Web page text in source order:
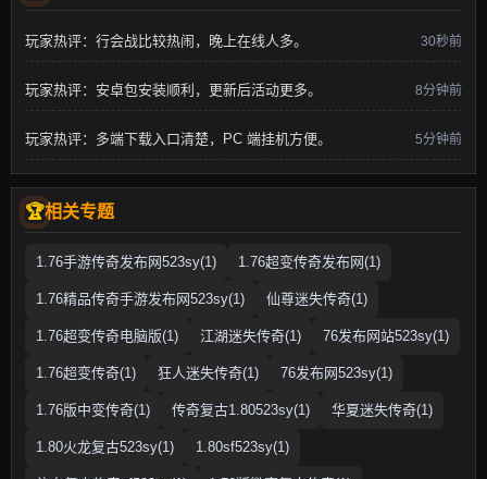
玩家热评：行会战比较热闹，晚上在线人多。 30秒前
玩家热评：安卓包安装顺利，更新后活动更多。 8分钟前
玩家热评：多端下载入口清楚，PC 端挂机方便。 5分钟前
相关专题
1.76手游传奇发布网523sy(1) 1.76超变传奇发布网(1)
1.76精品传奇手游发布网523sy(1) 仙尊迷失传奇(1)
1.76超变传奇电脑版(1) 江湖迷失传奇(1) 76发布网站523sy(1)
1.76超变传奇(1) 狂人迷失传奇(1) 76发布网523sy(1)
1.76版中变传奇(1) 传奇复古1.80523sy(1) 华夏迷失传奇(1)
1.80火龙复古523sy(1) 1.80sf523sy(1)